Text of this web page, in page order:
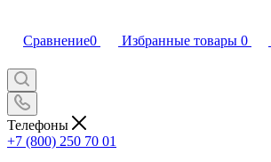
Сравнение0 Избранные товары 0
Телефоны
+7 (800) 250 70 01